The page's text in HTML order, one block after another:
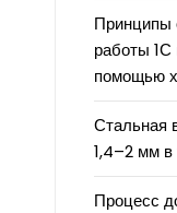
Принципы
работы
помощью
Стальная
1,4–2 мм в
Процесс